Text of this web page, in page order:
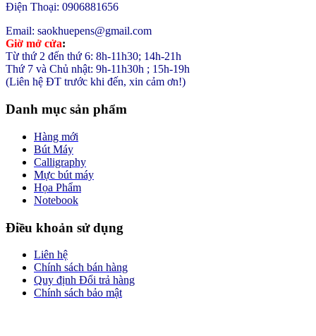
Điện Thoại: 0906881656
Email: saokhuepens@gmail.com
Giờ mở cửa:
Từ thứ 2 đến thứ 6: 8h-11h30; 14h-21h
Thứ 7 và Chủ nhật: 9h-11h30h ; 15h-19h
(Liên hệ ĐT trước khi đến, xin cảm ơn!)
Danh mục sản phẩm
Hàng mới
Bút Máy
Calligraphy
Mực bút máy
Họa Phẩm
Notebook
Điều khoản sử dụng
Liên hệ
Chính sách bán hàng
Quy định Đổi trả hàng
Chính sách bảo mật